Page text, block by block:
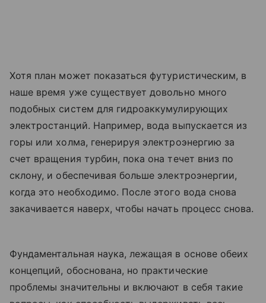
Хотя план может показаться футуристическим, в
наше время уже существует довольно много
подобных систем для гидроаккумулирующих
электростанций. Например, вода выпускается из
горы или холма, генерируя электроэнергию за
счет вращения турбин, пока она течет вниз по
склону, и обеспечивая больше электроэнергии,
когда это необходимо. После этого вода снова
закачивается наверх, чтобы начать процесс снова.
Фундаментальная наука, лежащая в основе обеих
концепций, обоснована, но практические
проблемы значительны и включают в себя такие